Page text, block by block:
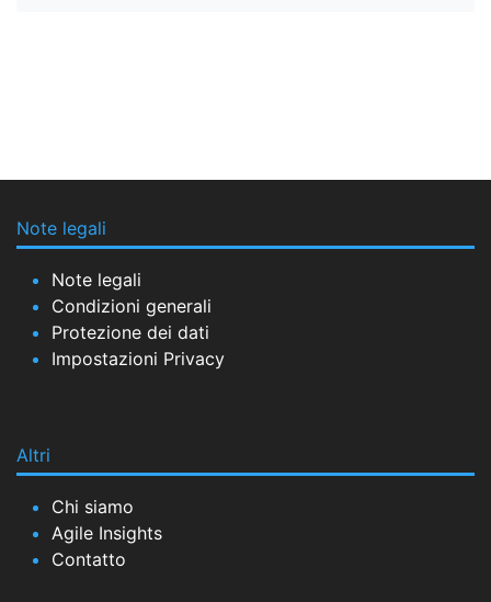
Note legali
Note legali
Condizioni generali
Protezione dei dati
Impostazioni Privacy
Altri
Chi siamo
Agile Insights
Contatto